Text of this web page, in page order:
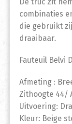
combinaties
die gebruikt
draaibaar.
Fauteuil Belvi
Afmeting :
Zithoogte 44/
Uitvoering:
Kleur: Beige